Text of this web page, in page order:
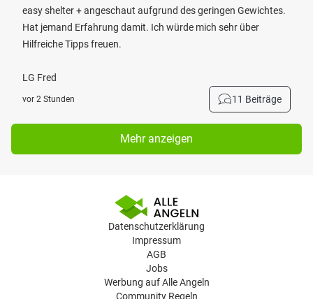
easy shelter + angeschaut aufgrund des geringen Gewichtes.
Hat jemand Erfahrung damit. Ich würde mich sehr über
Hilfreiche Tipps freuen.
LG Fred
vor 2 Stunden 11 Beiträge
Mehr anzeigen
Datenschutzerklärung
Impressum
AGB
Jobs
Werbung auf Alle Angeln
Community Regeln